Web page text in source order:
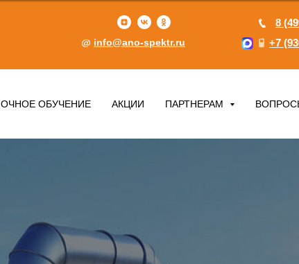
+7
8
info@ano-spektr.ru
ОЧНОЕ ОБУЧЕНИЕ АКЦИИ ПАРТНЕРАМ